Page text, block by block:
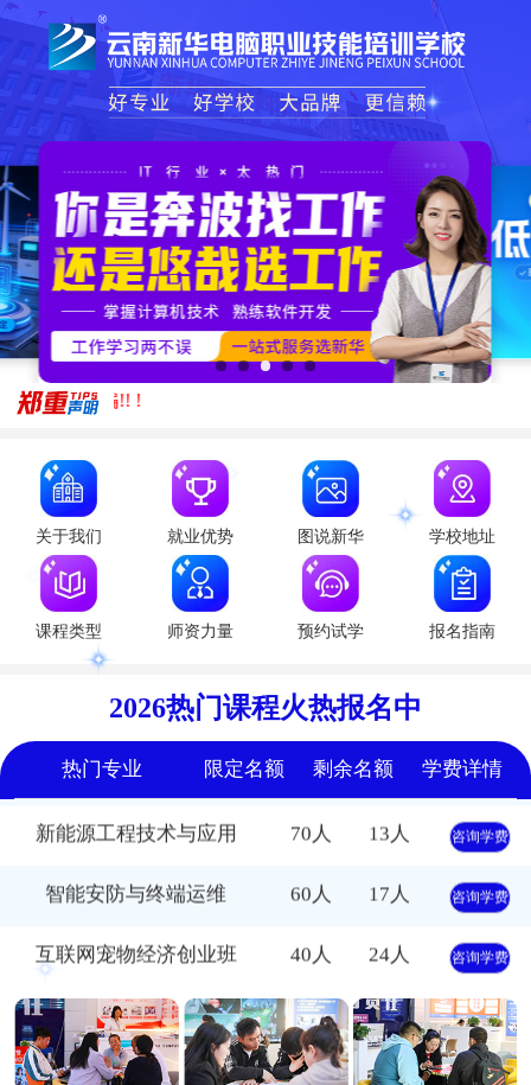
关于我们 就业优势 图说新华 学校地址
课程类型 师资力量 预约试学 报名指南
2026热门课程火热报名中
热门专业 限定名额 剩余名额 学费详情
形象设计与数字文旅 50人 咨询学费
AI全媒体设计与短视频运营 60人 咨询学费
无人机应用技术 40人 16人
智能轨道交通管理 50人 20人 咨询学费
新能源工程技术与应用 70人 13人 咨询学费
智能安防与终端运维 60人 17人 咨询学费
互联网宠物经济创业班 40人 24人 咨询学费
形象设计与数字文旅 50人 18人 咨询学费
形象设计与数字文旅 50人 18人 咨询学费
您有新的客户消息，请注意查看！
您是想要咨询一下哪方面的问题，您可以...